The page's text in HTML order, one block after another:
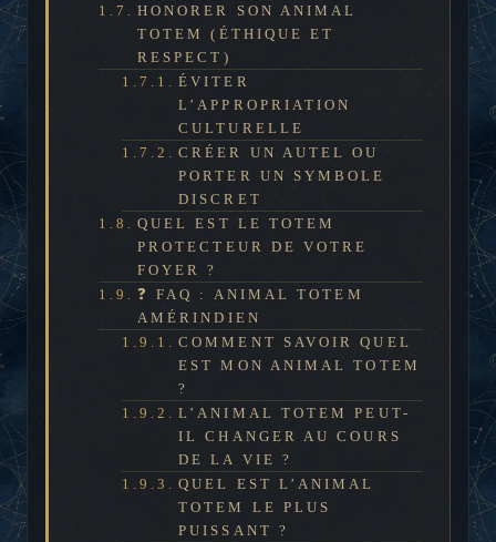
HONORER SON ANIMAL
TOTEM (ÉTHIQUE ET
RESPECT)
ÉVITER
L’APPROPRIATION
CULTURELLE
CRÉER UN AUTEL OU
PORTER UN SYMBOLE
DISCRET
QUEL EST LE TOTEM
PROTECTEUR DE VOTRE
FOYER ?
❓ FAQ : ANIMAL TOTEM
AMÉRINDIEN
COMMENT SAVOIR QUEL
EST MON ANIMAL TOTEM
?
L’ANIMAL TOTEM PEUT-
IL CHANGER AU COURS
DE LA VIE ?
QUEL EST L’ANIMAL
TOTEM LE PLUS
PUISSANT ?